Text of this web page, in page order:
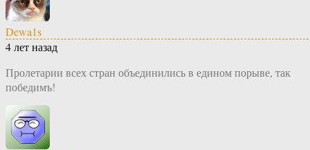
Dewa1s
4 лет назад
Пролетарии всех стран объединились в едином порыве, так
победимъ!